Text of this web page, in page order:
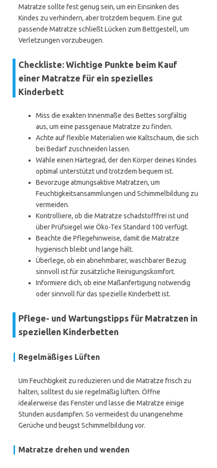
Matratze sollte fest genug sein, um ein Einsinken des
Kindes zu verhindern, aber trotzdem bequem. Eine gut
passende Matratze schließt Lücken zum Bettgestell, um
Verletzungen vorzubeugen.
Checkliste: Wichtige Punkte beim Kauf
einer Matratze für ein spezielles
Kinderbett
Miss die exakten Innenmaße des Bettes sorgfältig
aus, um eine passgenaue Matratze zu finden.
Achte auf flexible Materialien wie Kaltschaum, die sich
bei Bedarf zuschneiden lassen.
Wähle einen Härtegrad, der den Körper deines Kindes
optimal unterstützt und trotzdem bequem ist.
Bevorzuge atmungsaktive Matratzen, um
Feuchtigkeitsansammlungen und Schimmelbildung zu
vermeiden.
Kontrolliere, ob die Matratze schadstofffrei ist und
über Prüfsiegel wie Öko-Tex Standard 100 verfügt.
Beachte die Pflegehinweise, damit die Matratze
hygienisch bleibt und lange hält.
Überlege, ob ein abnehmbarer, waschbarer Bezug
sinnvoll ist für zusätzliche Reinigungskomfort.
Informiere dich, ob eine Maßanfertigung notwendig
oder sinnvoll für das spezielle Kinderbett ist.
Pflege- und Wartungstipps für Matratzen in
speziellen Kinderbetten
Regelmäßiges Lüften
Um Feuchtigkeit zu reduzieren und die Matratze frisch zu
halten, solltest du sie regelmäßig lüften. Öffne
idealerweise das Fenster und lasse die Matratze einige
Stunden ausdampfen. So vermeidest du unangenehme
Gerüche und beugst Schimmelbildung vor.
Matratze drehen und wenden